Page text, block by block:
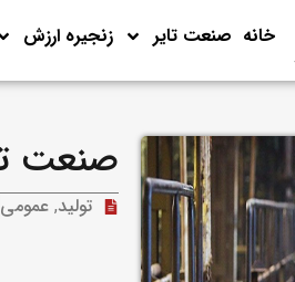
خانه صنعت تایر زنجیره ارزش
صنعت
تولید,عمومی